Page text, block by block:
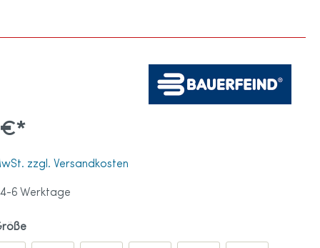
€*
zzgl. Versandkosten
6 Werktage